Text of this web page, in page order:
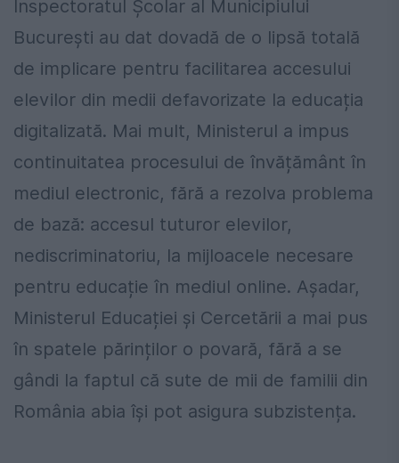
Inspectoratul Școlar al Municipiului
București au dat dovadă de o lipsă totală
de implicare pentru facilitarea accesului
elevilor din medii defavorizate la educația
digitalizată. Mai mult, Ministerul a impus
continuitatea procesului de învățământ în
mediul electronic, fără a rezolva problema
de bază: accesul tuturor elevilor,
nediscriminatoriu, la mijloacele necesare
pentru educație în mediul online. Așadar,
Ministerul Educației și Cercetării a mai pus
în spatele părinților o povară, fără a se
gândi la faptul că sute de mii de familii din
România abia își pot asigura subzistența.